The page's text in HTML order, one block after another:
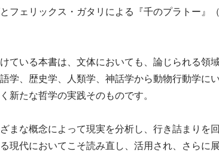
フェリックス・ガタリによる『千のプラトー』
ている本書は、文体においても、論じられる領
学、歴史学、人類学、神話学から動物行動学に
新たな哲学の実践そのものです。
まな概念によって現実を分析し、行き詰まりを
代においてこそ読み直し、活用され、さらに